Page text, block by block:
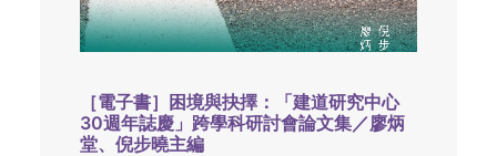
［電子書］困境與抉擇：「建道研究中心
30週年誌慶」跨學科研討會論文集／廖炳
堂、倪步曉主編